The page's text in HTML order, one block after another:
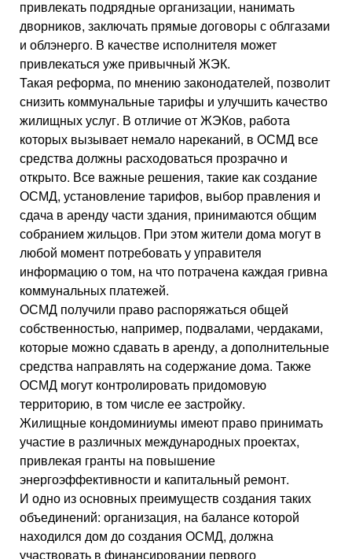
привлекать подрядные организации, нанимать
дворников, заключать прямые договоры с облгазами
и облэнерго. В качестве исполнителя может
привлекаться уже привычный ЖЭК.
Такая реформа, по мнению законодателей, позволит
снизить коммунальные тарифы и улучшить качество
жилищных услуг. В отличие от ЖЭКов, работа
которых вызывает немало нареканий, в ОСМД все
средства должны расходоваться прозрачно и
открыто. Все важные решения, такие как создание
ОСМД, установление тарифов, выбор правления и
сдача в аренду части здания, принимаются общим
собранием жильцов. При этом жители дома могут в
любой момент потребовать у управителя
информацию о том, на что потрачена каждая гривна
коммунальных платежей.
ОСМД получили право распоряжаться общей
собственностью, например, подвалами, чердаками,
которые можно сдавать в аренду, а дополнительные
средства направлять на содержание дома. Также
ОСМД могут контролировать придомовую
территорию, в том числе ее застройку.
Жилищные кондоминиумы имеют право принимать
участие в различных международных проектах,
привлекая гранты на повышение
энергоэффективности и капитальный ремонт.
И одно из основных преимуществ создания таких
объединений: организация, на балансе которой
находился дом до создания ОСМД, должна
участвовать в финансировании первого